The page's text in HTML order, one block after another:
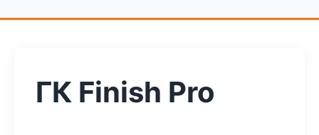
ГК Finish Pro